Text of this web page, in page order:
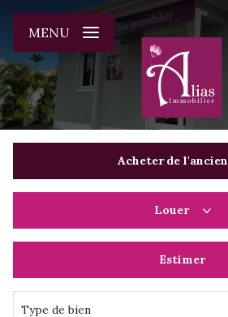
MENU
Acheter de l'ancien
De l'immo pro
Louer
De l'immo pro
Estimer
Type de bien